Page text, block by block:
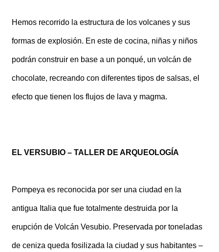
Hemos recorrido la estructura de los volcanes y sus
formas de explosión. En este de cocina, niñas y niños
podrán construir en base a un ponqué, un volcán de
chocolate, recreando con diferentes tipos de salsas, el
efecto que tienen los flujos de lava y magma.
EL VERSUBIO – TALLER DE ARQUEOLOGÍA
Pompeya es reconocida por ser una ciudad en la
antigua Italia que fue totalmente destruida por la
erupción de Volcán Vesubio. Preservada por toneladas
de ceniza queda fosilizada la ciudad y sus habitantes –